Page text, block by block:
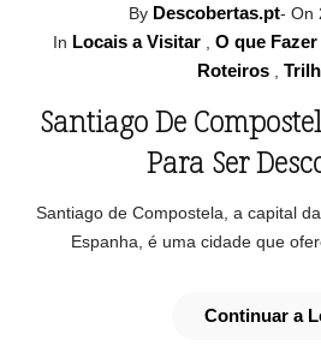
By Descobertas.pt- On
In Locais a Visitar, O que Fazer,
Roteiros
Santiago De
Para Ser
Santiago de Compostela, a capital
Espanha, é uma cidade que
Continuar a